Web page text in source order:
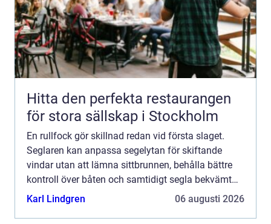
Hitta den perfekta restaurangen
för stora sällskap i Stockholm
En rullfock gör skillnad redan vid första slaget.
Seglaren kan anpassa segelytan för skiftande
vindar utan att lämna sittbrunnen, behålla bättre
kontroll över båten och samtidigt segla bekvämt
under längre pass. Från att ha varit ett tillval på
Karl Lindgren 06 augusti 2026